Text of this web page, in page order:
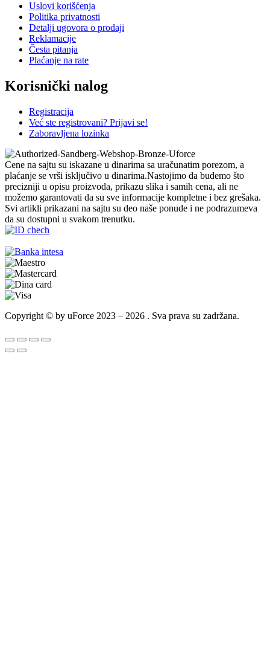
Uslovi korišćenja
Politika privatnosti
Detalji ugovora o prodaji
Reklamacije
Česta pitanja
Plaćanje na rate
Korisnički nalog
Registracija
Već ste registrovani? Prijavi se!
Zaboravljena lozinka
Cene na sajtu su iskazane u dinarima sa uračunatim porezom, a
plaćanje se vrši isključivo u dinarima.Nastojimo da budemo što
precizniji u opisu proizvoda, prikazu slika i samih cena, ali ne
možemo garantovati da su sve informacije kompletne i bez grešaka.
Svi artikli prikazani na sajtu su deo naše ponude i ne podrazumeva
da su dostupni u svakom trenutku.
Copyright © by uForce 2023 – 2026 . Sva prava su zadržana.